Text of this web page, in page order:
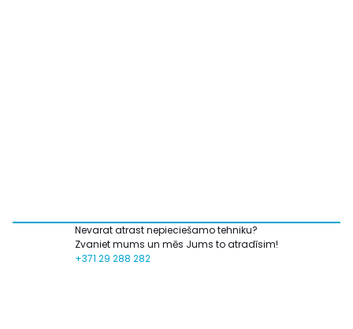
Nevarat atrast nepieciešamo tehniku?
Zvaniet mums un mēs Jums to atradīsim!
+371 29 288 282